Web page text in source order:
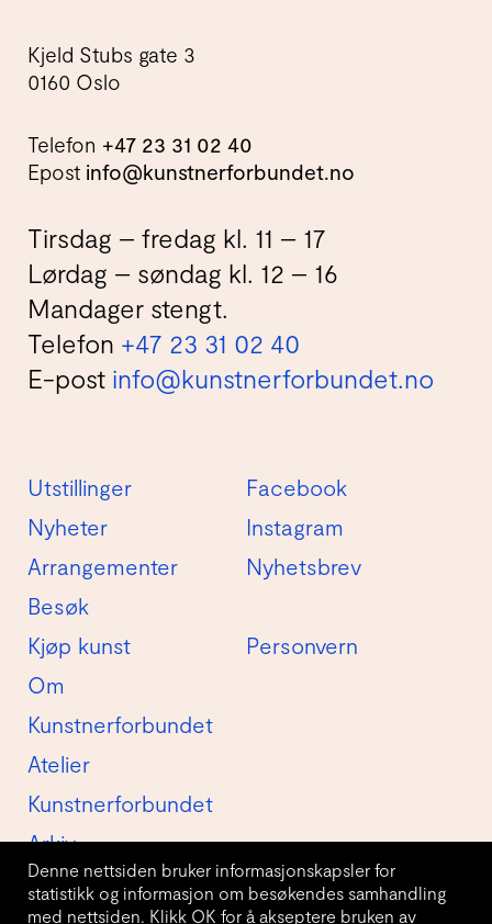
Denne nettsiden bruker informasjonskapsler for
statistikk og informasjon om besøkendes samhandling
med nettsiden. Klikk OK for å akseptere bruken av
Kjeld Stubs gate 3
0160 Oslo
Telefon +47 23 31 02 40
Epost info@kunstnerforbundet.no
Tirsdag – fredag kl. 11 – 17
Lørdag – søndag kl. 12 – 16
Mandager stengt.
Telefon +47 23 31 02 40
E-post info@kunstnerforbundet.no
Utstillinger
Nyheter
Arrangementer
Besøk
Kjøp kunst
Om
Kunstnerforbundet
Atelier
Kunstnerforbundet
Arkiv
Facebook
Instagram
Nyhetsbrev
Personvern